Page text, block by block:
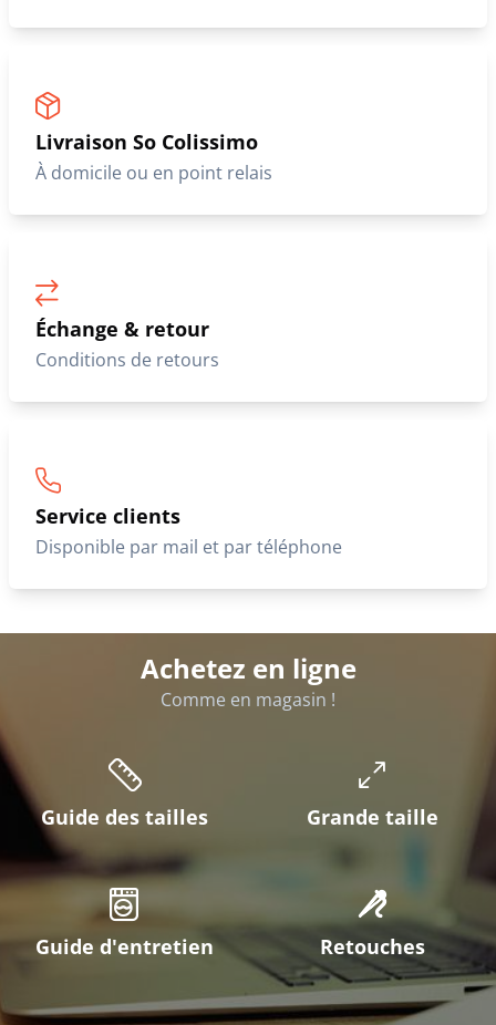
Livraison So Colissimo
À domicile ou en point relais
Échange & retour
Conditions de retours
Service clients
Disponible par mail et par téléphone
Achetez en ligne
Comme en magasin !
Guide des tailles Grande taille
Guide d'entretien Retouches